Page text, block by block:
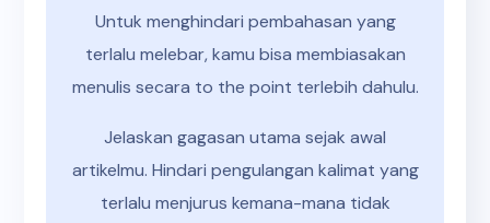
Untuk menghindari pembahasan yang
terlalu melebar, kamu bisa membiasakan
menulis secara to the point terlebih dahulu.
Jelaskan gagasan utama sejak awal
artikelmu. Hindari pengulangan kalimat yang
terlalu menjurus kemana-mana tidak